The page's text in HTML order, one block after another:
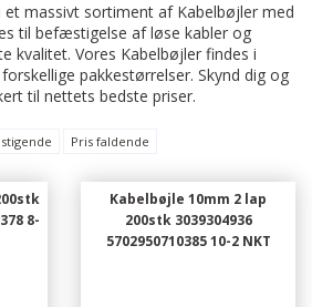
et massivt sortiment af Kabelbøjler med
til befæstigelse af løse kabler og
kvalitet. Vores Kabelbøjler findes i
pakkestørrelser. Skynd dig og
til nettets bedste priser.
Pris faldende
8-
Kabelbøjle 10mm 2 lap
200stk 3039304936
5702950710385 10-2 NKT